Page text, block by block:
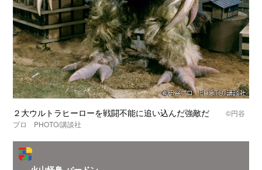
２大ウルトラヒーローを戦闘不能に追い込んだ強敵だ©円谷
プロ PHOTO/講談社